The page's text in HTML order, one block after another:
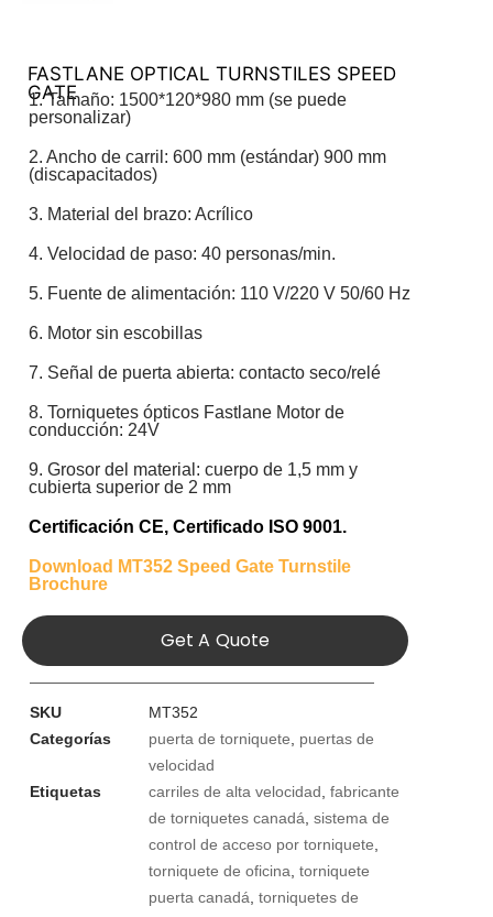
FASTLANE OPTICAL TURNSTILES SPEED
GATE
1. Tamaño: 1500*120*980 mm (se puede
personalizar)
2. Ancho de carril: 600 mm (estándar) 900 mm
(discapacitados)
3. Material del brazo: Acrílico
4. Velocidad de paso: 40 personas/min.
5. Fuente de alimentación: 110 V/220 V 50/60 Hz
6. Motor sin escobillas
7. Señal de puerta abierta: contacto seco/relé
8. Torniquetes ópticos Fastlane Motor de
conducción: 24V
9. Grosor del material: cuerpo de 1,5 mm y
cubierta superior de 2 mm
Certificación CE, Certificado ISO 9001.
Download MT352 Speed Gate Turnstile
Brochure
Get A Quote
SKU
MT352
Categorías
puerta de torniquete
puertas de
velocidad
Etiquetas
carriles de alta velocidad fabricante
de torniquetes canadá sistema de
control de acceso por torniquete
torniquete de oficina torniquete
puerta canadá torniquetes de